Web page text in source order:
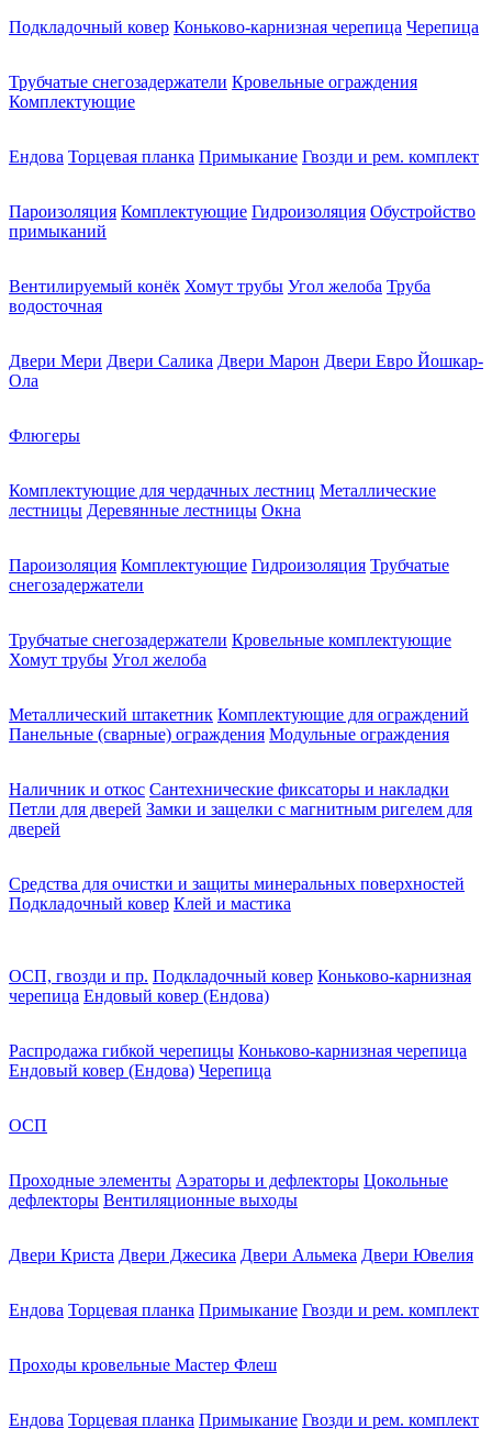
Подкладочный ковер Коньково-карнизная черепица Черепица
Трубчатые снегозадержатели Кровельные ограждения
Комплектующие
Ендова Торцевая планка Примыкание Гвозди и рем. комплект
Пароизоляция Комплектующие Гидроизоляция Обустройство
примыканий
Вентилируемый конёк Хомут трубы Угол желоба Труба
водосточная
Двери Мери Двери Салика Двери Марон Двери Евро Йошкар-
Ола
Флюгеры
Комплектующие для чердачных лестниц Металлические
лестницы Деревянные лестницы Окна
Пароизоляция Комплектующие Гидроизоляция Трубчатые
снегозадержатели
Трубчатые снегозадержатели Кровельные комплектующие
Хомут трубы Угол желоба
Металлический штакетник Комплектующие для ограждений
Панельные (сварные) ограждения Модульные ограждения
Наличник и откос Сантехнические фиксаторы и накладки
Петли для дверей Замки и защелки с магнитным ригелем для
дверей
Средства для очистки и защиты минеральных поверхностей
Подкладочный ковер Клей и мастика
ОСП, гвозди и пр. Подкладочный ковер Коньково-карнизная
черепица Ендовый ковер (Ендова)
Распродажа гибкой черепицы Коньково-карнизная черепица
Ендовый ковер (Ендова) Черепица
ОСП
Проходные элементы Аэраторы и дефлекторы Цокольные
дефлекторы Вентиляционные выходы
Двери Криста Двери Джесика Двери Альмека Двери Ювелия
Ендова Торцевая планка Примыкание Гвозди и рем. комплект
Проходы кровельные Мастер Флеш
Ендова Торцевая планка Примыкание Гвозди и рем. комплект